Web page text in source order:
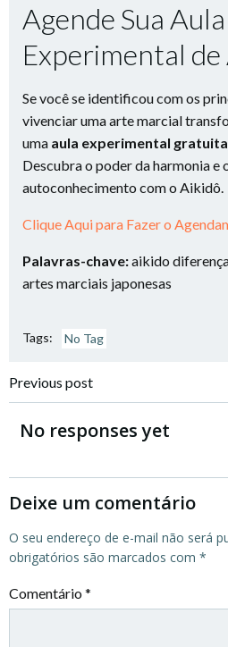
Agende Sua Aula
Experimental
Se você se identificou com os
vivenciar uma arte marcial
uma aula experimental gratuita
Descubra o poder da harmonia e
autoconhecimento com o Aikidô.
Clique Aqui para Fazer o
Palavras-chave:aikido
artes marciais japonesas
Tags: No Tag
Post
navigation
Previous post
No responses yet
Deixe um comentário
O seu endereço de e-mail não será
obrigatórios são marcados com *
Comentário*